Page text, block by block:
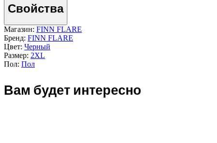
Свойства
Магазин: FINN FLARE
Бренд: FINN FLARE
Цвет: Черный
Размер: 2XL
Пол: Пол
Вам будет интересно